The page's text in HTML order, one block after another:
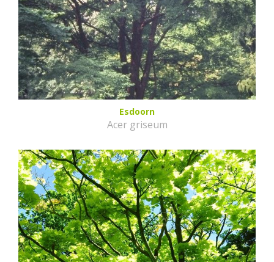
Esdoorn
Acer griseum